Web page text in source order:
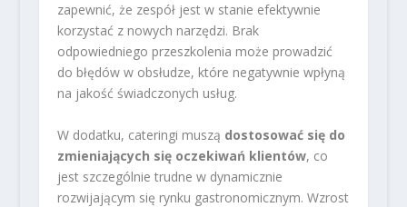
zapewnić, że zespół jest w stanie efektywnie
korzystać z nowych narzędzi. Brak
odpowiedniego przeszkolenia może prowadzić
do błędów w obsłudze, które negatywnie wpłyną
na jakość świadczonych usług.
W dodatku, cateringi muszą dostosować się do
zmieniających się oczekiwań klientów, co
jest szczególnie trudne w dynamicznie
rozwijającym się rynku gastronomicznym. Wzrost